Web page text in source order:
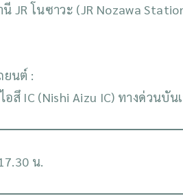
นี JR โนซาวะ (JR Nozawa
ยนต์ :
อสึ IC (Nishi Aizu IC) ทางด่วนบั
น.